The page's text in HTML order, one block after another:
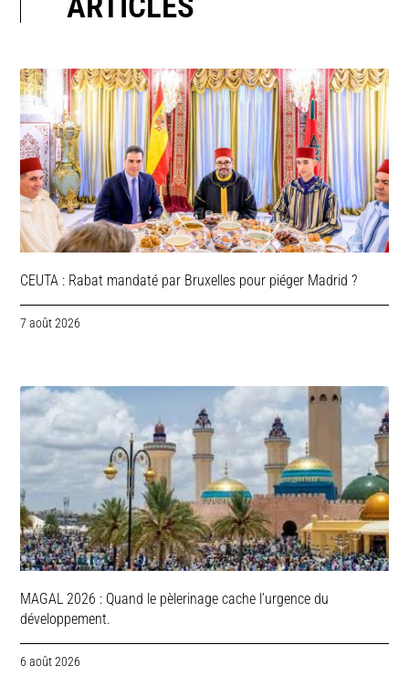
CEUTA : Rabat mandaté par Bruxelles pour piéger Madrid ?
7 août 2026
MAGAL 2026 : Quand le pèlerinage cache l’urgence du
développement.
6 août 2026